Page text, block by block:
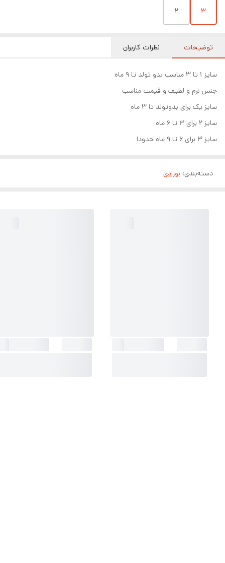
۳ ۲
توضیحات نظرات کاربران
سایز ۱ تا ۳ مناسب بدو تولد تا ۹ ماه
جنس نرم و لطیف و قیمت مناسب
سایز یک برای بدوتولد تا ۳ ماه
سایز ۲ برای ۳ تا ۶ ماه
سایز ۳ برای ۶ تا ۹ ماه حدودا
دسته‌بندی: نوزادی